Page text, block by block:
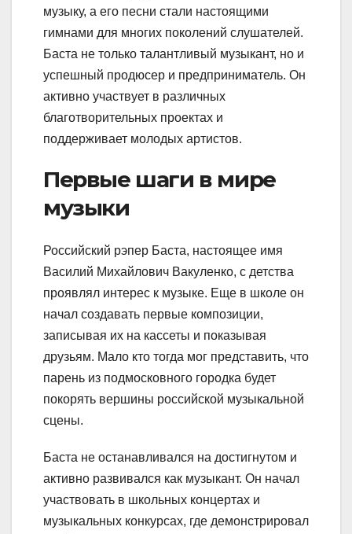
музыку, а его песни стали настоящими
гимнами для многих поколений слушателей.
Баста не только талантливый музыкант, но и
успешный продюсер и предприниматель. Он
активно участвует в различных
благотворительных проектах и
поддерживает молодых артистов.
Первые шаги в мире
музыки
Российский рэпер Баста, настоящее имя
Василий Михайлович Вакуленко, с детства
проявлял интерес к музыке. Еще в школе он
начал создавать первые композиции,
записывая их на кассеты и показывая
друзьям. Мало кто тогда мог представить, что
парень из подмосковного городка будет
покорять вершины российской музыкальной
сцены.
Баста не останавливался на достигнутом и
активно развивался как музыкант. Он начал
участвовать в школьных концертах и
музыкальных конкурсах, где демонстрировал